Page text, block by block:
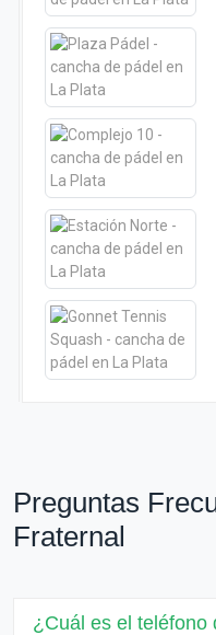
Preguntas
Fraternal
¿Cuál es el teléfono